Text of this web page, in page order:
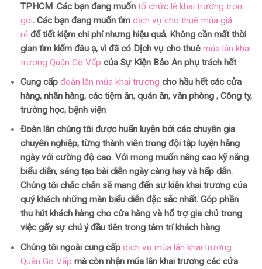
TPHCM .Các bạn đang muốntổ chức lễ khai trương trọn
gói. Các bạn đang muốn tìmdịch vụ cho thuê múa giá
rẻ để tiết kiệm chi phí nhưng hiệu quả. Không cần mất thời
gian tìm kiếm đâu ạ, vì đã có Dịch vụ cho thuêmúa lân khai
trương Quận Gò Vấp của Sự Kiện Bảo An phụ trách hết
Cung cấpđoàn lân múa khai trương cho hầu hết các cửa
hàng, nhãn hàng, các tiệm ăn, quán ăn, văn phòng , Công ty,
trường học, bệnh viện
Đoàn lân chúng tôi được huấn luyện bởi các chuyên gia
chuyên nghiệp, từng thành viên trong đội tập luyện hằng
ngày với cường độ cao. Với mong muốn nâng cao kỹ năng
biểu diễn, sáng tạo bài diễn ngày càng hay và hấp dẫn.
Chúng tôi chắc chắn sẽ mang đến sự kiện khai trương của
quý khách những màn biểu diễn đặc sắc nhất. Góp phần
thu hút khách hàng cho cửa hàng và hổ trợ gia chủ trong
việc gấy sự chú ý đầu tiên trong tâm trí khách hàng
Chúng tôi ngoài cung cấpdịch vụ múa lân khai trương
Quận Gò Vấp mà còn nhận múa lân khai trương các cửa